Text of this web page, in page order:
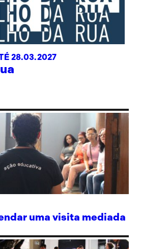
28.03.2027
uma visita mediada